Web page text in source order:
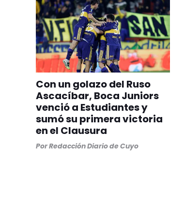
Con un golazo del Ruso
Ascacíbar, Boca Juniors
venció a Estudiantes y
sumó su primera victoria
en el Clausura
PorRedacción Diario de Cuyo